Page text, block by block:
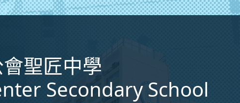
聖匠中學
Secondary School